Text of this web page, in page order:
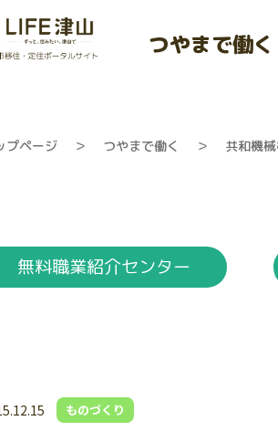
つやまで働く
プページ ＞ つやまで働く ＞ 共和機
無料職業紹介センター
ものづくり